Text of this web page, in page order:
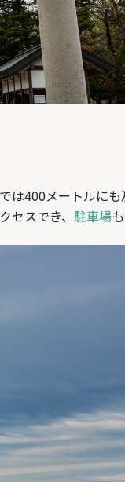
400メートルに
セスでき、 駐車場